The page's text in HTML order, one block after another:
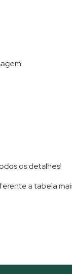
os detalhes!
a tabela